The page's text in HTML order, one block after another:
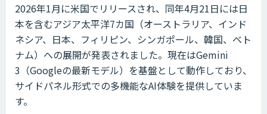
2026年1月に米国でリリースされ、同年4月21日には日
本を含むアジア太平洋7カ国（オーストラリア、インド
ネシア、日本、フィリピン、シンガポール、韓国、ベト
ナム）への展開が発表されました。現在はGemini
3（Googleの最新モデル）を基盤として動作しており、
サイドパネル形式での多機能なAI体験を提供していま
す。